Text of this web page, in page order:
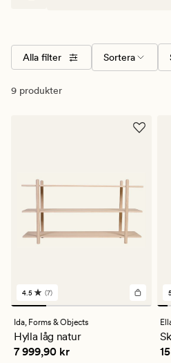
Alla filter Sortera
9 produkter
7
omdömen
med
ett
genomsnittligt
betyg
4.5 (7)
Ida, Forms & Objects
Hylla låg natur
Pris 7 999,90 kr
7 999,90 kr
4
5